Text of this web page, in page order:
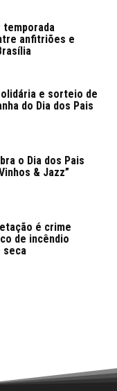
temporada
anfitriões e
e sorteio de
do Dia dos Pais
o Dia dos Pais
& Jazz”
é crime
de incêndio
seca